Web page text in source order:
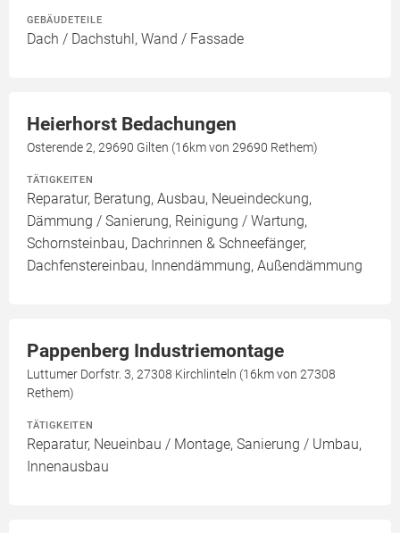
GEBÄUDETEILE
Dach / Dachstuhl, Wand / Fassade
Heierhorst Bedachungen
Osterende 2, 29690 Gilten (16km von 29690 Rethem)
TÄTIGKEITEN
Reparatur, Beratung, Ausbau, Neueindeckung,
Dämmung / Sanierung, Reinigung / Wartung,
Schornsteinbau, Dachrinnen & Schneefänger,
Dachfenstereinbau, Innendämmung, Außendämmung
Pappenberg Industriemontage
Luttumer Dorfstr. 3, 27308 Kirchlinteln (16km von 27308
Rethem)
TÄTIGKEITEN
Reparatur, Neueinbau / Montage, Sanierung / Umbau,
Innenausbau